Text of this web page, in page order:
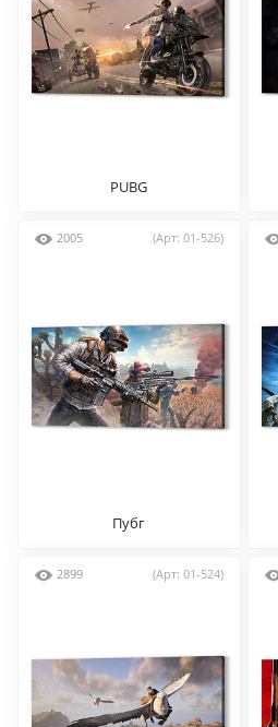
PUBG
2005 (Арт: 01-526)
Пубг
2899 (Арт: 01-524)